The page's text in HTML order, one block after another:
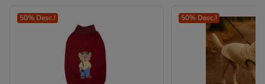
50% Desc.! 50% Desc.!